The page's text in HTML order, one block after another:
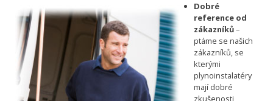
Dobré
reference od
zákazníků–
ptáme se našich
zákazníků, se
kterými
plynoinstalatéry
mají dobré